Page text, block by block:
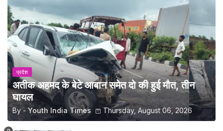
प्रदेश
अतीक अहमद के बेटे आबान समेत दो की हुई मौत, तीन
घायल
By - Youth India Times Thursday, August 06, 2026